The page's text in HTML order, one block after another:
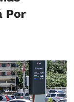
Por